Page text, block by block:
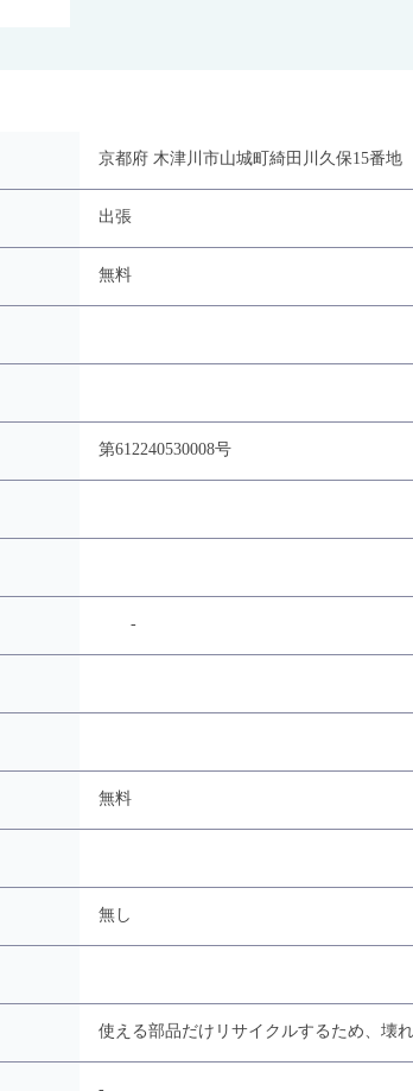
京都府 木津川市山城町綺田川久保15番地
出張
無料
第612240530008号
-
無料
無し
使える部品だけリサイクルするため、壊